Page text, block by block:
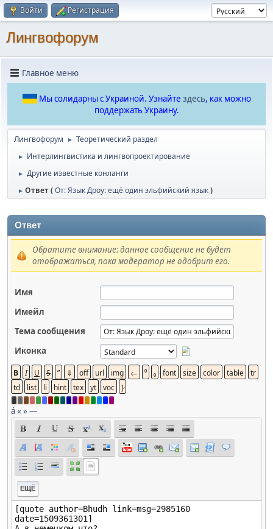
Войти Регистрация
Лингвофорум
Главное меню
Мы солидарны с Украиной. Узнайте здесь, как можно
поддержать Украину.
Лингвофорум ► Теоретический раздел
► Интерлингвистика и лингвопроектирование
► Другие известные конланги
► Ответ (От: Язык Дроу: ещё один эльфийский язык)
Ответ
Обратите внимание: данное сообщение не будет
отображаться, пока модератор не одобрит его.
Имя
Имейл
Тема сообщения
Иконка
á« »—
ЕЩЁ